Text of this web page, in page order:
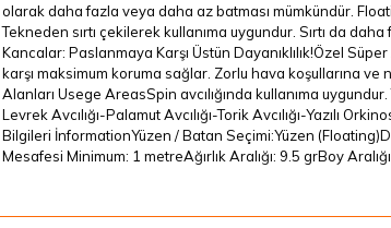
olarak daha fazla veya daha az batması mümkündür.
Tekneden sırtı çekilerek kullanıma uygundur. Sırtı da
Kancalar: Paslanmaya Karşı Üstün Dayanıklılık!Özel
karşı maksimum koruma sağlar. Zorlu hava koşullarına ve
Alanları Usege AreasSpin avcılığında kullanıma
Levrek Avcılığı-Palamut Avcılığı-Torik Avcılığı-Yazılı
Bilgileri İnformationYüzen / Batan Seçimi:Yüzen
Mesafesi Minimum: 1 metreAğırlık Aralığı: 9.5 grBoy